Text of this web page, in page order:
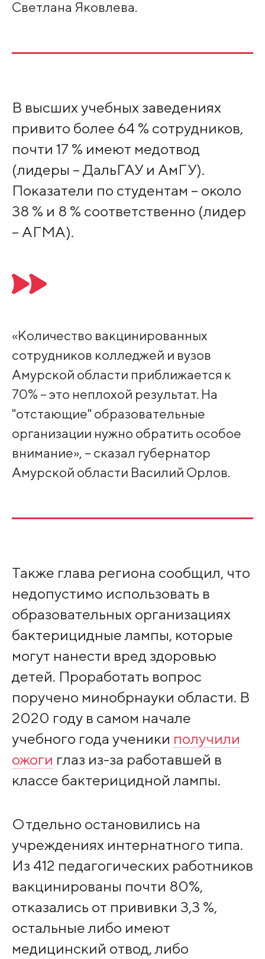
Светлана Яковлева.
В высших учебных заведениях
привито более 64 % сотрудников,
почти 17 % имеют медотвод
(лидеры – ДальГАУ и АмГУ).
Показатели по студентам – около
38 % и 8 % соответственно (лидер
– АГМА).
«Количество вакцинированных
сотрудников колледжей и вузов
Амурской области приближается к
70% – это неплохой результат. На
"отстающие" образовательные
организации нужно обратить особое
внимание», – сказал губернатор
Амурской области Василий Орлов.
Также глава региона сообщил, что
недопустимо использовать в
образовательных организациях
бактерицидные лампы, которые
могут нанести вред здоровью
детей. Проработать вопрос
поручено минобрнауки области. В
2020 году в самом начале
учебного года ученики получили
ожоги глаз из-за работавшей в
классе бактерицидной лампы.
Отдельно остановились на
учреждениях интернатного типа.
Из 412 педагогических работников
вакцинированы почти 80%,
отказались от прививки 3,3 %,
остальные либо имеют
медицинский отвод, либо